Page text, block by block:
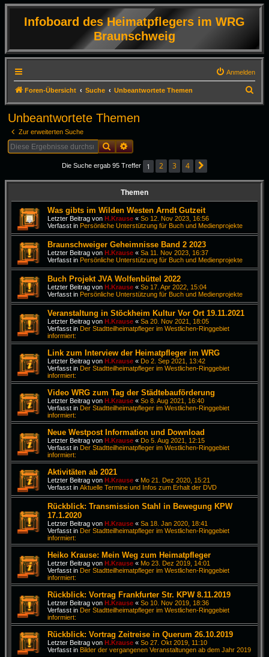
Infoboard des Heimatpflegers im WRG
Braunschweig
Anmelden
Foren-Übersicht Suche Unbeantwortete Themen
u
Unbeantwortete Themen
Zur erweiterten Suche
SucheErweiterte Suche
Die Suche ergab 95 Treffer 1 2 3 4
Themen
Was gibts im Wilden Westen Arndt Gutzeit
Letzter Beitrag von H.Krause « So 12. Nov 2023, 16:56
Verfasst in Persönliche Unterstützung für Buch und Medienprojekte
Braunschweiger Geheimnisse Band 2 2023
Letzter Beitrag von H.Krause « Sa 11. Nov 2023, 16:37
Verfasst in Persönliche Unterstützung für Buch und Medienprojekte
Buch Projekt JVA Wolfenbüttel 2022
Letzter Beitrag von H.Krause « So 17. Apr 2022, 15:04
Verfasst in Persönliche Unterstützung für Buch und Medienprojekte
Veranstaltung in Stöckheim Kultur Vor Ort 19.11.2021
Letzter Beitrag von H.Krause « Sa 20. Nov 2021, 18:05
Verfasst in Der Stadtteilheimatpfleger im Westlichen-Ringgebiet
informiert:
Link zum Interview der Heimatpfleger im WRG
Letzter Beitrag von H.Krause « Do 2. Sep 2021, 13:42
Verfasst in Der Stadtteilheimatpfleger im Westlichen-Ringgebiet
informiert:
Video WRG zum Tag der Städtebauförderung
Letzter Beitrag von H.Krause « So 8. Aug 2021, 16:40
Verfasst in Der Stadtteilheimatpfleger im Westlichen-Ringgebiet
informiert:
Neue Westpost Information und Download
Letzter Beitrag von H.Krause « Do 5. Aug 2021, 12:15
Verfasst in Der Stadtteilheimatpfleger im Westlichen-Ringgebiet
informiert:
Aktivitäten ab 2021
Letzter Beitrag von H.Krause « Mo 21. Dez 2020, 15:21
Verfasst in Aktuelle Termine und Infos zum Erhalt der DVD
Rückblick: Transmission Stahl in Bewegung KPW
17.1.2020
Letzter Beitrag von H.Krause « Sa 18. Jan 2020, 18:41
Verfasst in Der Stadtteilheimatpfleger im Westlichen-Ringgebiet
informiert:
Heiko Krause: Mein Weg zum Heimatpfleger
Letzter Beitrag von H.Krause « Mo 23. Dez 2019, 14:01
Verfasst in Der Stadtteilheimatpfleger im Westlichen-Ringgebiet
informiert:
Rückblick: Vortrag Frankfurter Str. KPW 8.11.2019
Letzter Beitrag von H.Krause « So 10. Nov 2019, 18:36
Verfasst in Der Stadtteilheimatpfleger im Westlichen-Ringgebiet
informiert:
Rückblick: Vortrag Zeitreise in Querum 26.10.2019
Letzter Beitrag von H.Krause « So 27. Okt 2019, 11:10
Verfasst in Bilder der vergangenen Veranstaltungen ab dem Jahr 2019